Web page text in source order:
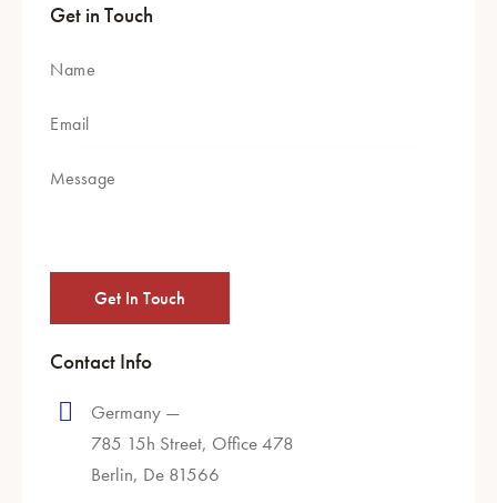
Get in Touch
Contact Info
Germany —
785 15h Street, Office 478
Berlin, De 81566